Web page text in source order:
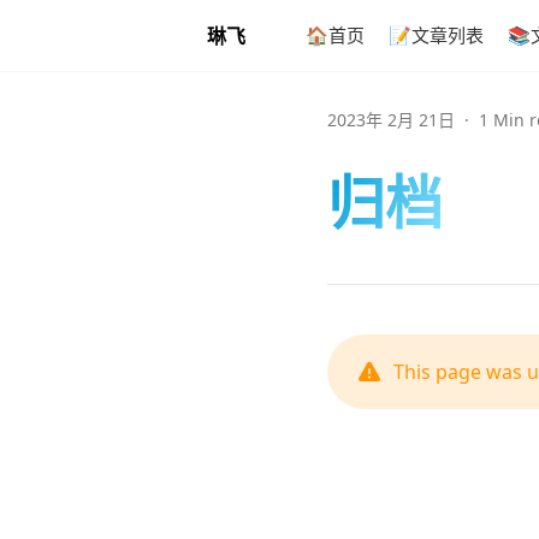
琳飞 🏠首页 📝文章列表 📚
2023年 2月 21日 · 1 Min
归档
This page was